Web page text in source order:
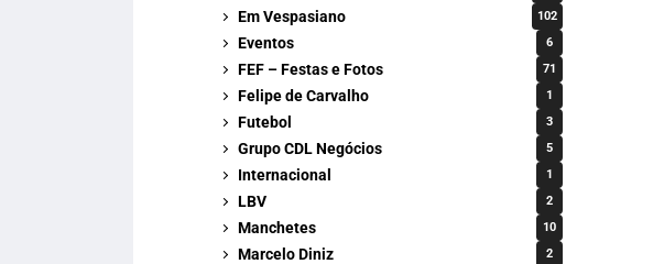
Em Vespasiano 102
Eventos 6
FEF – Festas e Fotos 71
Felipe de Carvalho 1
Futebol 3
Grupo CDL Negócios 5
Internacional 1
LBV 2
Manchetes 10
Marcelo Diniz 2